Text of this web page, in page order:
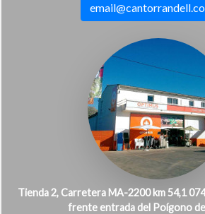
Tienda 2, Carretera MA-2200 km 54,1
frente entrada del Poígono